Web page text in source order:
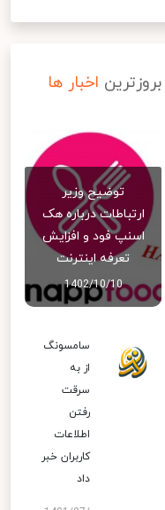
بروزترین اخبار ها
توضیح وزیر
ارتباطات درباره هک
اسنپ‌ فود و افزایش
تعرفه اینترنت
1402/10/10
سامسونگ
از به
سرقت
رفتن
اطلاعات
کاربران خبر
داد